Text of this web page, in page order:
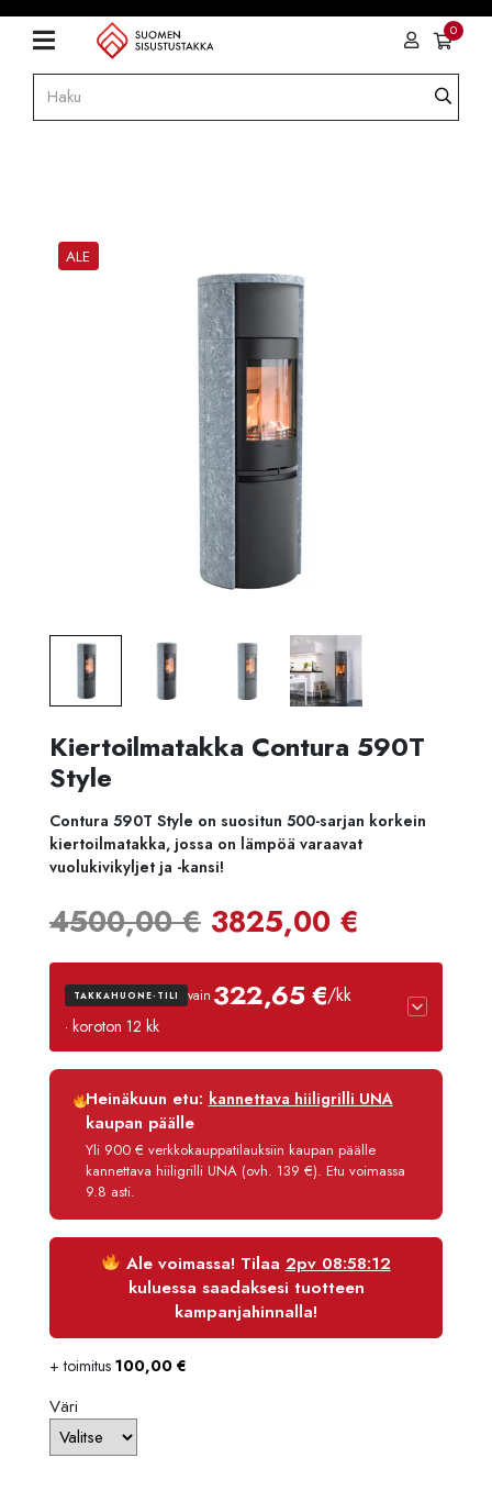
0
ALE
Kiertoilmatakka Contura 590T
Style
Contura 590T Style on suositun 500-sarjan korkein
kiertoilmatakka, jossa on lämpöä varaavat
vuolukivikyljet ja -kansi!
4500,00€ Alkuperäinen
hinta
oli:
4500,00 €.
3825,00 €
hinta
on:
TAKKAHUONE-TILI vain 322,65 €/kk
· koroton 12 kk
Luottoaika
12 kk
Korko
Käsittelymaksu
3,90 €/kk
Maksettava yhteensä
3 871,80 €
Heinäkuun etu: kannettava hiiligrilli UNA
kaupan päälle
Yli 900 € verkkokauppatilauksiin kaupan päälle
kannettava hiiligrilli UNA (ovh. 139 €). Etu voimassa
9.8 asti.
Ale voimassa! Tilaa 2pv 08:58:12
kuluessa saadaksesi tuotteen
kampanjahinnalla!
+ toimitus 100,00 €
Väri